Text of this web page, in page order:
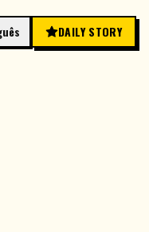
DAILY STORY